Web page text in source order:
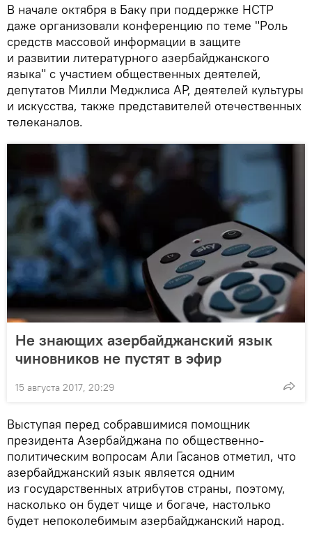
В начале октября в Баку при поддержке НСТР
даже организовали конференцию по теме "Роль
средств массовой информации в защите
и развитии литературного азербайджанского
языка" с участием общественных деятелей,
депутатов Милли Меджлиса АР, деятелей культуры
и искусства, также представителей отечественных
телеканалов.
Не знающих азербайджанский язык
чиновников не пустят в эфир
15 августа 2017, 20:29
Выступая перед собравшимися помощник
президента Азербайджана по общественно-
политическим вопросам Али Гасанов отметил, что
азербайджанский язык является одним
из государственных атрибутов страны, поэтому,
насколько он будет чище и богаче, настолько
будет непоколебимым азербайджанский народ.